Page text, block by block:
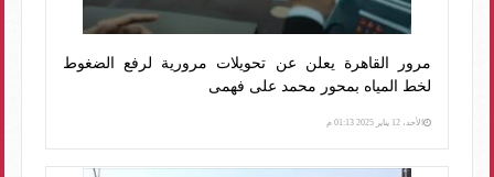
مرور القاهرة يعلن عن تحويلات مرورية لرفع الضغوط
لخط المياه بمحور محمد على فهمى
الأحد، 12 يناير 2025 01:13 م